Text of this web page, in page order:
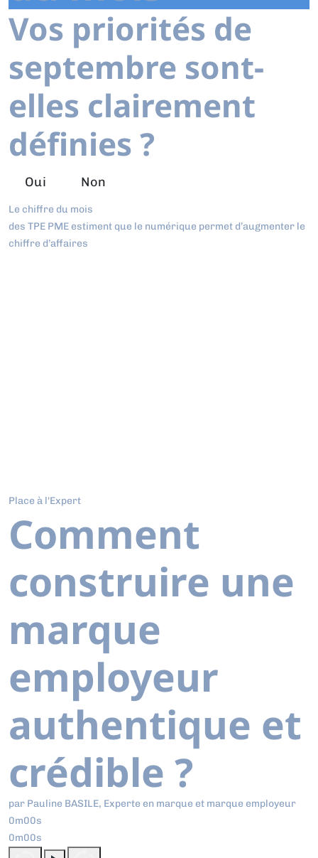
Vos priorités de
septembre sont-
elles clairement
définies ?
Oui Non
Le chiffre du mois
des TPE PME estiment que le numérique permet d’augmenter le
chiffre d’affaires
Place à l'Expert
Comment
construire une
marque
employeur
authentique et
crédible ?
par Pauline BASILE, Experte en marque et marque employeur
0m00s
0m00s